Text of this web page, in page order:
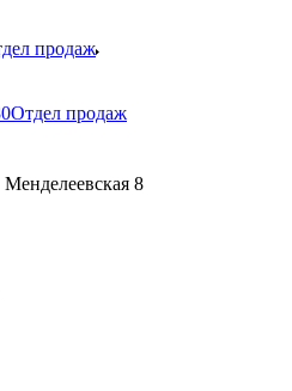
продаж
Отдел продаж
Менделеевская 8